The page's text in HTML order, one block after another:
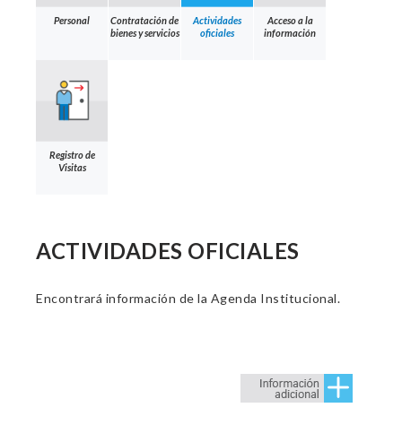
Personal
Contratación de
bienes y servicios
Actividades
oficiales
Acceso a la
información
Registro de
Visitas
ACTIVIDADES OFICIALES
Encontrará información de la Agenda Institucional.